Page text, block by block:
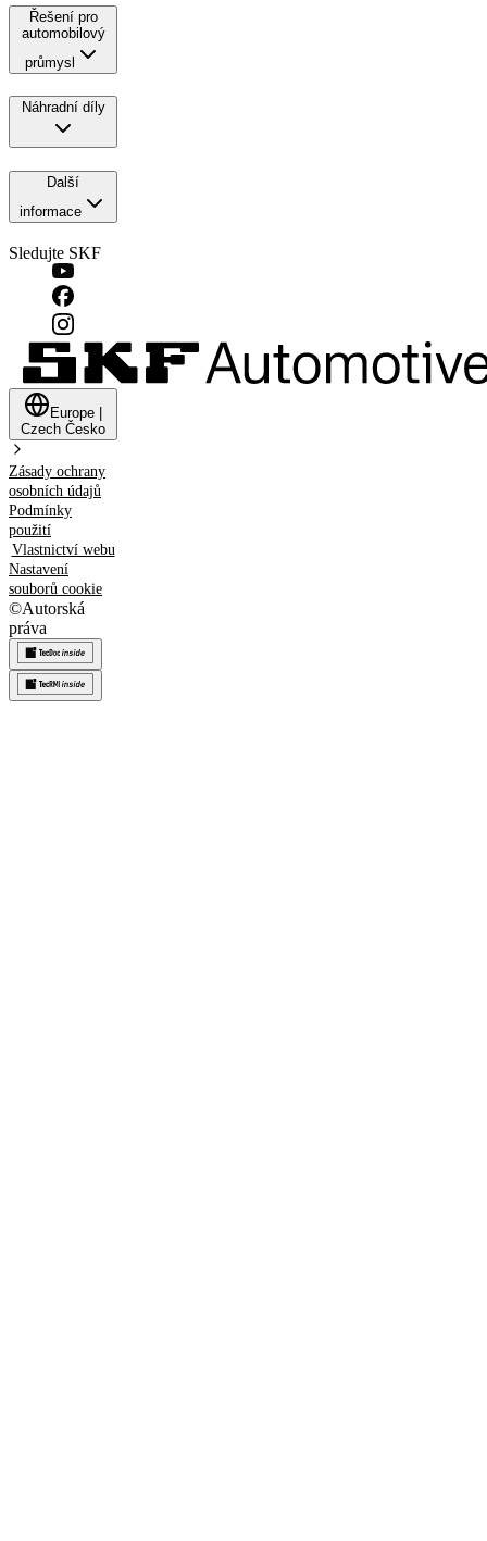
Řešení pro
automobilový
průmysl
Náhradní díly
Další
informace
Sledujte SKF
Europe
Czech Česko
Zásady ochrany
osobních údajů
Podmínky
použití
Vlastnictví webu
Nastavení
souborů cookie
©Autorská
práva